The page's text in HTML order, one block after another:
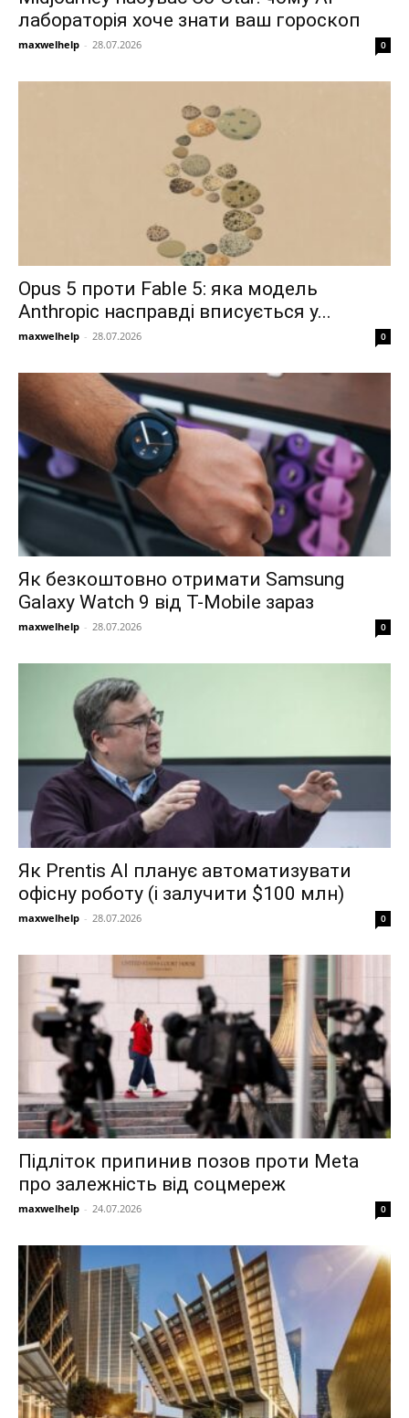
лабораторія хоче знати ваш гороскоп
maxwelhelp - 28.07.2026 0
Opus 5 проти Fable 5: яка модель
Anthropic насправді вписується у...
maxwelhelp - 28.07.2026 0
Як безкоштовно отримати Samsung
Galaxy Watch 9 від T-Mobile зараз
maxwelhelp - 28.07.2026 0
Як Prentis AI планує автоматизувати
офісну роботу (і залучити $100 млн)
maxwelhelp - 28.07.2026 0
Підліток припинив позов проти Meta
про залежність від соцмереж
maxwelhelp - 24.07.2026 0